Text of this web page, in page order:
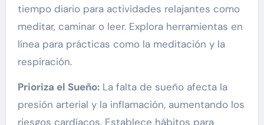
tiempo diario para actividades relajantes como
meditar, caminar o leer. Explora herramientas en
línea para prácticas como la meditación y la
respiración.
Prioriza el Sueño:La falta de sueño afecta la
presión arterial y la inflamación, aumentando los
riesgos cardíacos. Establece hábitos para